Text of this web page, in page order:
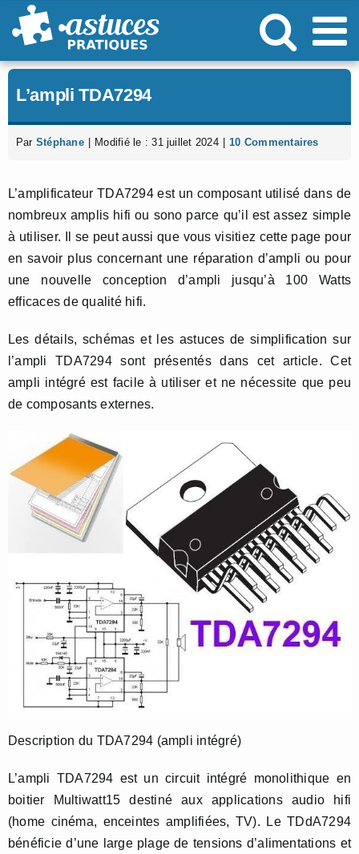
Passer
au
L’ampli TDA7294
Par Stéphane Modifié le : 31 juillet 2024 10 Commentaires
L’amplificateur TDA7294 est un composant utilisé dans de
nombreux amplis hifi ou sono parce qu’il est assez simple
à utiliser. Il se peut aussi que vous visitiez cette page pour
en savoir plus concernant une réparation d’ampli ou pour
une nouvelle conception d’ampli jusqu’à 100 Watts
efficaces de qualité hifi.
Les détails, schémas et les astuces de simplification sur
l’ampli TDA7294 sont présentés dans cet article. Cet
ampli intégré est facile à utiliser et ne nécessite que peu
de composants externes.
Description du TDA7294 (ampli intégré)
L’ampli TDA7294 est un circuit intégré monolithique en
boitier Multiwatt15 destiné aux applications audio hifi
(home cinéma, enceintes amplifiées, TV). Le TDdA7294
bénéficie d’une large plage de tensions d’alimentations et